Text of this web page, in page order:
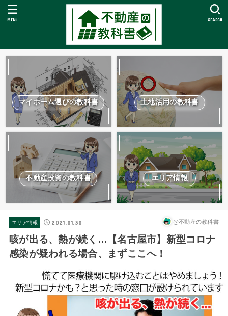
SEARCH
MENU
マイホーム選びの教科書 土地活用の教科書
不動産投資の教科書 エリア情報
エリア情報 2021.01.30 @不動産の教科書
咳が出る、熱が続く…【名古屋市】新型コロナ
感染が疑われる場合、まずここへ！